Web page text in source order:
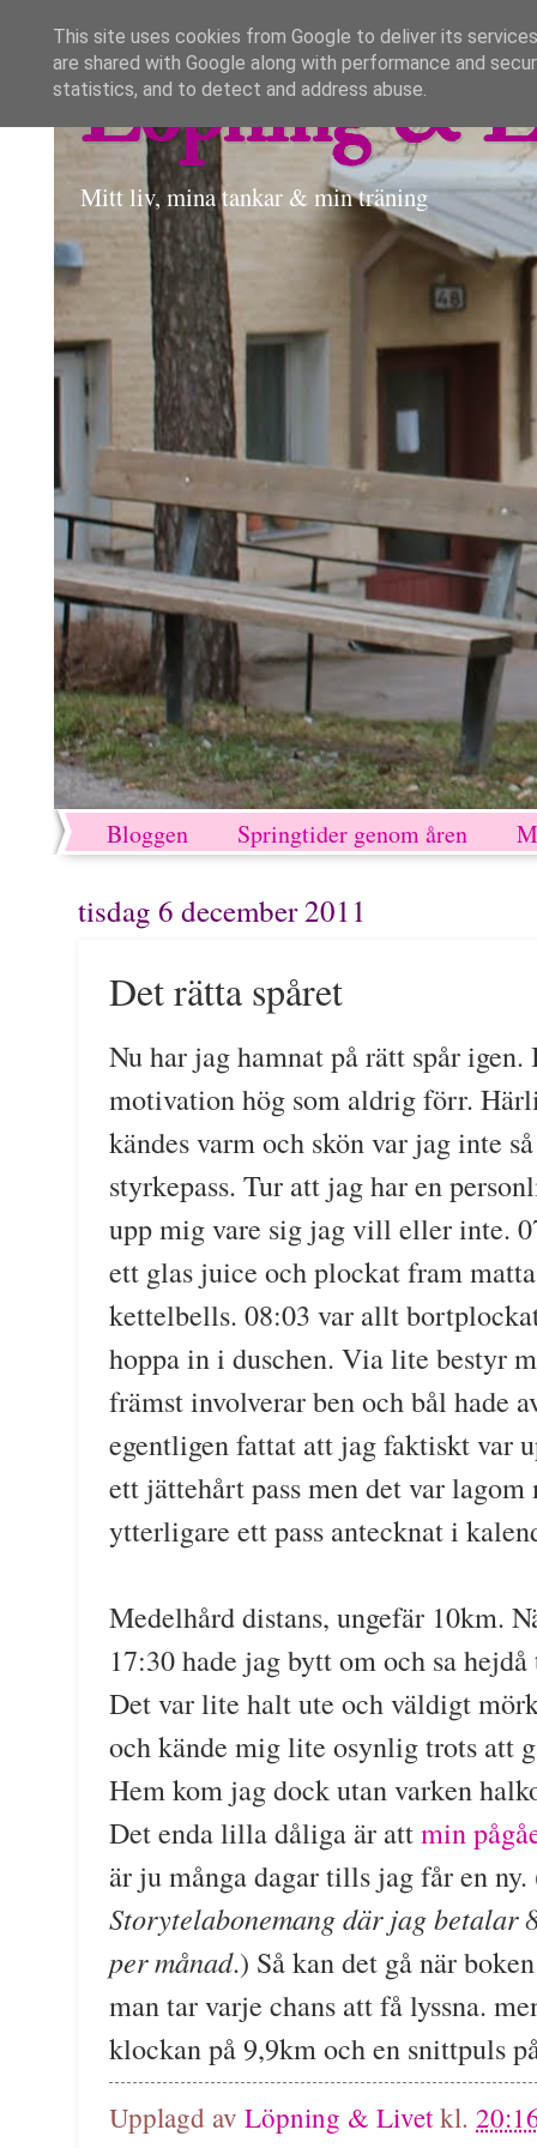
Löpning &
Mitt liv, mina tankar & min träning
Bloggen Springtider genom åren
tisdag 6 december 2011
Det rätta spåret
Nu har jag hamnat på rätt spår igen.
motivation hög som aldrig förr.
kändes varm och skön var jag inte
styrkepass. Tur att jag har en
upp mig vare sig jag vill eller inte.
ett glas juice och plockat fram
kettelbells. 08:03 var allt
hoppa in i duschen. Via lite bestyr
främst involverar ben och bål hade
egentligen fattat att jag faktiskt var
ett jättehårt pass men det var
ytterligare ett pass antecknat i
Medelhård distans, ungefär 10km.
17:30 hade jag bytt om och sa
Det var lite halt ute och väldigt
och kände mig lite osynlig trots att
Hem kom jag dock utan varken
Det enda lilla dåliga är attmin
är ju många dagar tills jag får en ny.
Storytelabonemang där jag betalar
per månad.) Så kan det gå när
man tar varje chans att få lyssna.
klockan på 9,9km och en snittpuls
Upplagd av Löpning & Livet kl.
This site uses cookies from Google to deliver its
are shared with Google along with performance and
statistics, and to detect and address abuse.